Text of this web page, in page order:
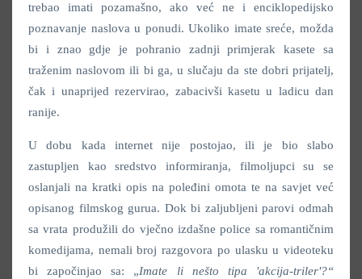
trebao imati pozamašno, ako već ne i enciklopedijsko
poznavanje naslova u ponudi. Ukoliko imate sreće, možda
bi i znao gdje je pohranio zadnji primjerak kasete sa
traženim naslovom ili bi ga, u slučaju da ste dobri prijatelj,
čak i unaprijed rezervirao, zabacivši kasetu u ladicu dan
ranije.
U dobu kada internet nije postojao, ili je bio slabo
zastupljen kao sredstvo informiranja, filmoljupci su se
oslanjali na kratki opis na poleđini omota te na savjet već
opisanog filmskog gurua. Dok bi zaljubljeni parovi odmah
sa vrata produžili do vječno izdašne police sa romantičnim
komedijama, nemali broj razgovora po ulasku u videoteku
bi započinjao sa: „Imate li nešto tipa 'akcija-triler'?“